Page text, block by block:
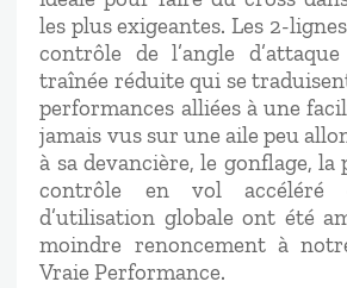
les plus exigeantes. Les 2-
contrôle de l’angle
traînée réduite qui se
performances alliées à une
jamais vus sur une aile peu
à sa devancière, le gonflage, la
contrôle en vol
d’utilisation globale ont été
moindre renoncement à
Vraie Performance.